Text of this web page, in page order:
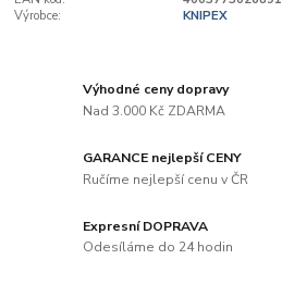
Výrobce:
KNIPEX
Výhodné ceny dopravy
Nad 3.000 Kč ZDARMA
GARANCE nejlepší CENY
Ručíme nejlepší cenu v ČR
Expresní DOPRAVA
Odesíláme do 24 hodin